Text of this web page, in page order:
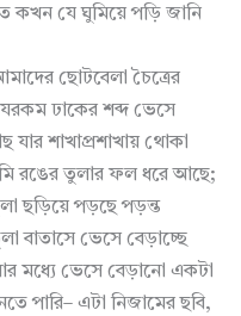
কখন যে ঘুমিয়ে পড়ি জানি
ছোটবেলা চৈত্রের
ঢাকের শব্দ ভেসে
শাখাপ্রশাখায় থোকা
রঙের তুলার ফল ধরে আছে;
ছড়িয়ে পড়ছে পড়ন্ত
বাতাসে ভেসে বেড়াচ্ছে
মধ্যে ভেসে বেড়ানো একটা
পারি– এটা নিজামের ছবি,